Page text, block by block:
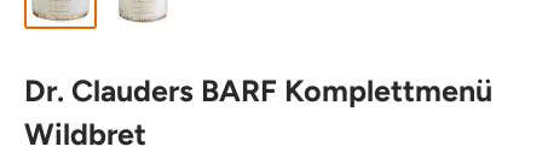
Dr. Clauders BARF Komplettmenü
Wildbret